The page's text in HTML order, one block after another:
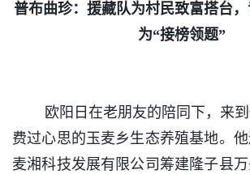
普布曲珍：援藏队为村民致富搭台
为“接榜领题”
欧阳日在老朋友的陪同下，来到
费过心思的玉麦乡生态养殖基地。
麦湘科技发展有限公司筹建隆子县